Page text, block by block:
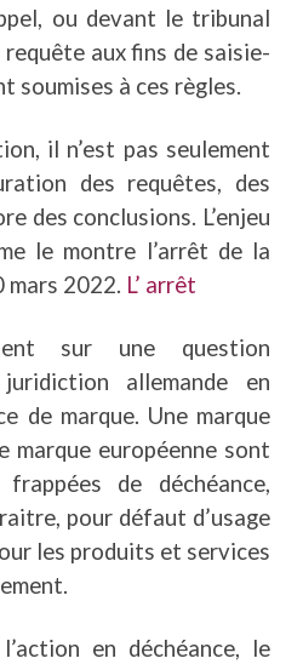
ou devant le tribunal
aux fins de saisie-
soumises à ces règles.
il n’est pas seulement
des requêtes, des
des conclusions. L’enjeu
le montre l’arrêt de la
mars 2022. L’ arrêt
sur une question
allemande en
de marque. Une marque
marque européenne sont
de déchéance,
pour défaut d’usage
les produits et services
en déchéance, le